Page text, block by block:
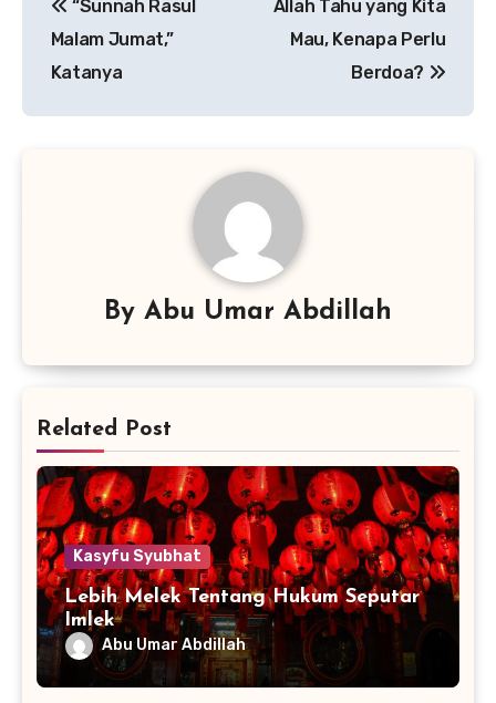
pos
“Sunnah Rasul
Malam Jumat,”
Katanya
Allah Tahu yang Kita
Mau, Kenapa Perlu
Berdoa?
By Abu Umar Abdillah
Related Post
Kasyfu Syubhat
Lebih Melek Tentang Hukum Seputar
Imlek
Abu Umar Abdillah